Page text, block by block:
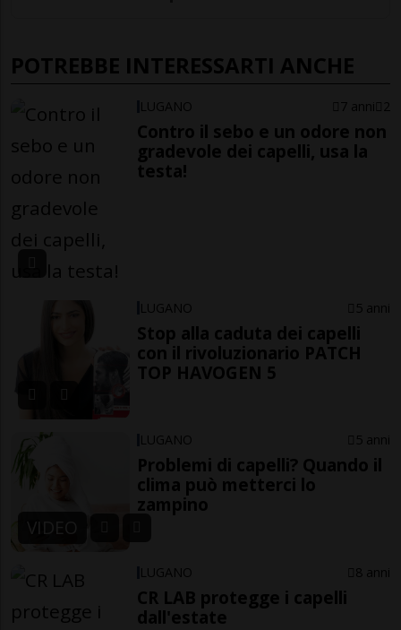
POTREBBE INTERESSARTI ANCHE
LUGANO 7 anni 2
Contro il sebo e un odore non
gradevole dei capelli, usa la
testa!
LUGANO 5 anni
Stop alla caduta dei capelli
con il rivoluzionario PATCH
TOP HAVOGEN 5
VIDEO
LUGANO 5 anni
Problemi di capelli? Quando il
clima può metterci lo
zampino
LUGANO 8 anni
CR LAB protegge i capelli
dall'estate